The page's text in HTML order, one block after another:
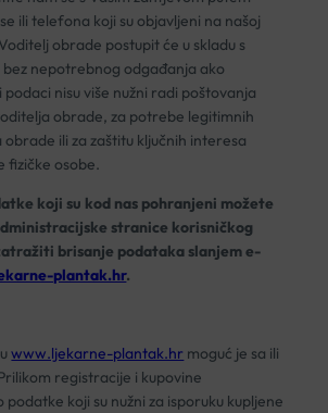
ili telefona koji su objavljeni na našoj
obrade postupit će u skladu s
bez nepotrebnog odgađanja ako
nisu više nužni radi poštovanja
obrade, za potrebe legitimnih
ili za zaštitu ključnih interesa
fizičke osobe.
koji su kod nas pohranjeni možete
stranice korisničkog
brisanje podataka slanjem e-
plantak.hr.
www.ljekarne-plantak.hr moguć je sa ili
registracije i kupovine
koji su nužni za isporuku kupljene